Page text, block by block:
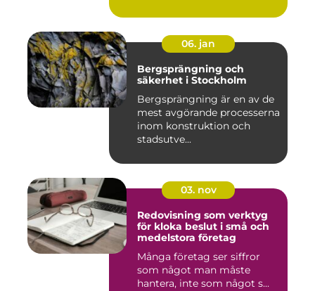
06. jan
Bergsprängning och
säkerhet i Stockholm
Bergsprängning är en av de
mest avgörande processerna
inom konstruktion och
stadsutve...
03. nov
Redovisning som verktyg
för kloka beslut i små och
medelstora företag
Många företag ser siffror
som något man måste
hantera, inte som något s...